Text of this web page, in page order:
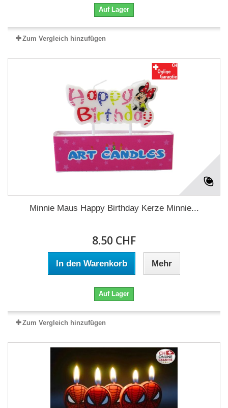
Auf Lager
Zum Vergleich hinzufügen
Minnie Maus Happy Birthday Kerze Minnie...
8.50 CHF
In den Warenkorb Mehr
Auf Lager
Zum Vergleich hinzufügen